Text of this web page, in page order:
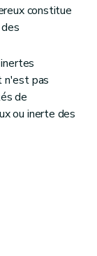
constitue
n'est pas
de
ou inerte des